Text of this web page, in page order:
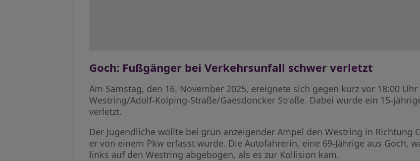
Goch: Fußgänger bei Verkehrsunfall schwer verletzt
Am Samstag, den 16. November 2025, ereignete sich gegen kurz vor 18:00
Westring/Adolf-Kolping-Straße/Gaesdoncker Straße. Dabei wurde ein 15-
verletzt.
Der Jugendliche wollte bei grün anzeigender Ampel den Westring in Richtung
er von einem Pkw erfasst wurde. Die Autofahrerin, eine 69-Jährige aus Goch,
links auf den Westring abgebogen, als es zur Kollision kam.